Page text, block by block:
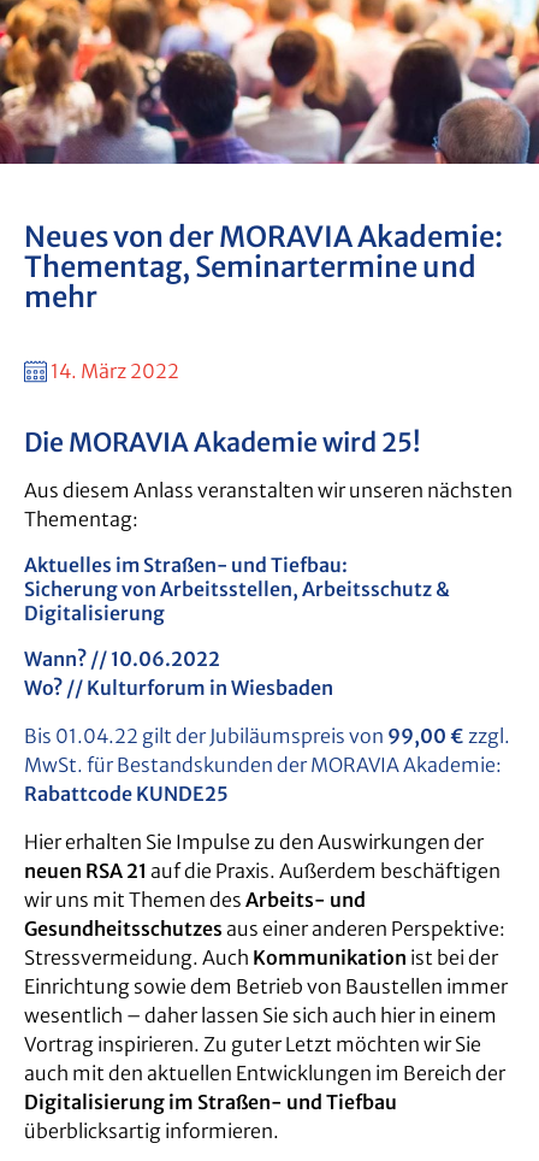
Neues von der MORAVIA Akademie:
Thementag, Seminartermine und
mehr
14. März 2022
Die MORAVIA Akademie wird 25!
Aus diesem Anlass veranstalten wir unseren nächsten
Thementag:
Aktuelles im Straßen- und Tiefbau:
Sicherung von Arbeitsstellen, Arbeitsschutz &
Digitalisierung
Wann? // 10.06.2022
Wo? // Kulturforum in Wiesbaden
Bis 01.04.22 gilt der Jubiläumspreis von 99,00 € zzgl.
MwSt. für Bestandskunden der MORAVIA Akademie:
Rabattcode KUNDE25
Hier erhalten Sie Impulse zu den Auswirkungen der
neuen RSA 21 auf die Praxis. Außerdem beschäftigen
wir uns mit Themen des Arbeits- und
Gesundheitsschutzes aus einer anderen Perspektive:
Stressvermeidung. Auch Kommunikation ist bei der
Einrichtung sowie dem Betrieb von Baustellen immer
wesentlich – daher lassen Sie sich auch hier in einem
Vortrag inspirieren. Zu guter Letzt möchten wir Sie
auch mit den aktuellen Entwicklungen im Bereich der
Digitalisierung im Straßen- und Tiefbau
überblicksartig informieren.